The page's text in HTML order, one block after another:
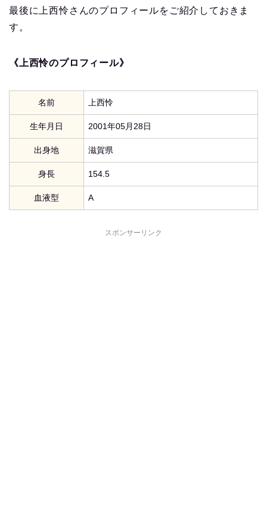
最後に上西怜さんのプロフィールをご紹介しておきま
す。
《上西怜のプロフィール》
名前 上西怜
生年月日 2001年05月28日
出身地 滋賀県
身長 154.5
血液型 A
スポンサーリンク